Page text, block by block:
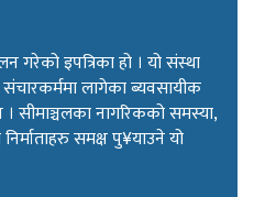
गरेको इपत्रिका हो । यो संस्था
लागेका ब्यवसायीक
सीमाञ्चलका नागरिकको समस्या,
समक्ष पु¥याउने यो